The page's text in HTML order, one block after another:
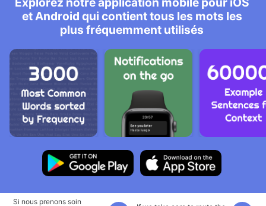
et Android qui contient tous les mots les
plus fréquemment utilisés
Si nous prenons soin